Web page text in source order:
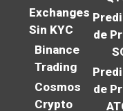
Exchanges
Sin KYC
Binance
Trading
Cosmos
Crypto
de
de